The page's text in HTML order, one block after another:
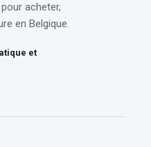
acheter,
en Belgique.
et